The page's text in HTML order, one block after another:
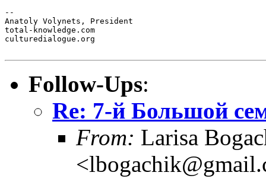
--
Anatoly Volynets, President
total-knowledge.com
culturedialogue.org
Follow-Ups:
Re: 7-й Большой
From: Larisa